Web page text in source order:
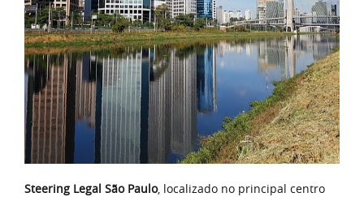
Steering Legal São Paulo, localizado no principal centro